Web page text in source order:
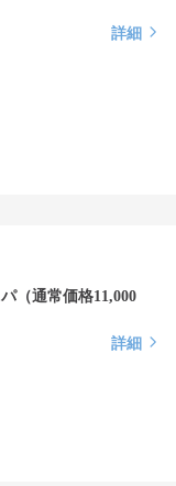
詳細
（通常価格11,000
詳細